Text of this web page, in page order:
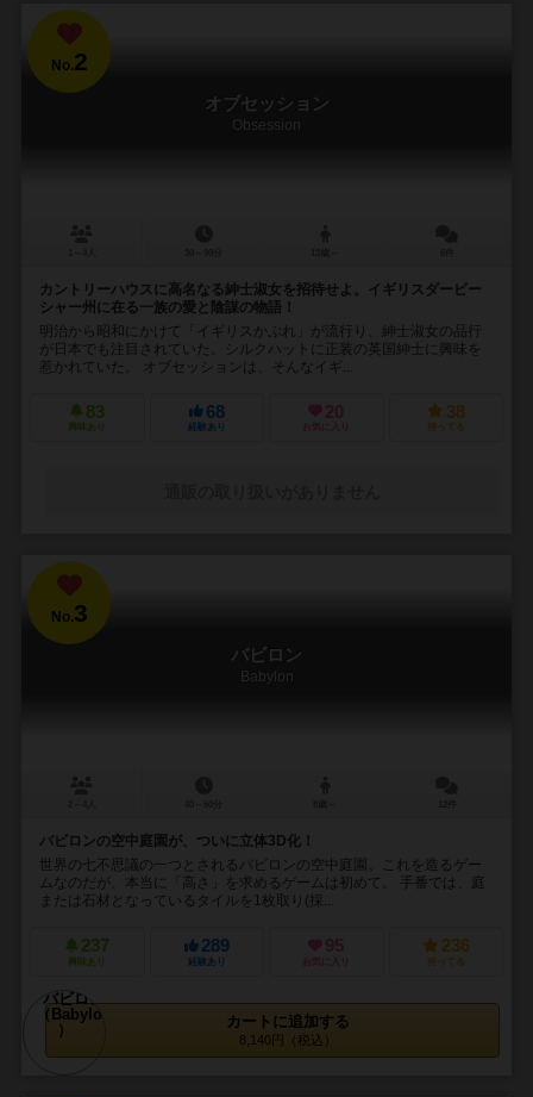
No.2
オブセッション
Obsession
カントリーハウスに高名なる紳士淑女を招待せよ。イギリスダービー
シャー州に在る一族の愛と陰謀の物語！
明治から昭和にかけて「イギリスかぶれ」が流行り、紳士淑女の品行
が日本でも注目されていた。シルクハットに正装の英国紳士に興味を
惹かれていた。 オブセッションは、そんなイギ...
83
興味あり
68
経験あり
20
お気に入り
38
持ってる
No.3
バビロン
Babylon
バビロンの空中庭園が、ついに立体3D化！
世界の七不思議の一つとされるバビロンの空中庭園。これを造るゲー
ムなのだが、本当に「高さ」を求めるゲームは初めて。 手番では、庭
または石材となっているタイルを1枚取り(採...
237
興味あり
289
経験あり
95
お気に入り
236
持ってる
カートに追加する
8,140円（税込）